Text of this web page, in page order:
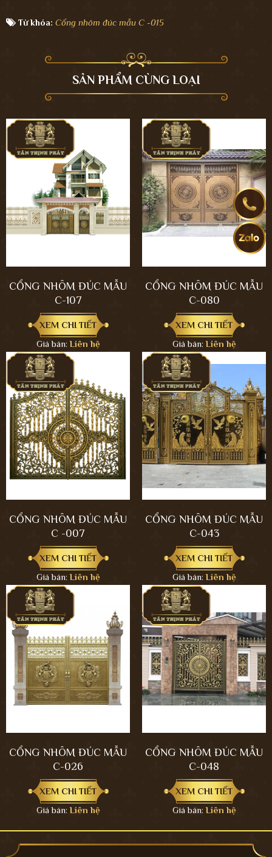
Từ khóa: Cổng nhôm đúc mẫu C -015
SẢN PHẨM CÙNG LOẠI
CỔNG NHÔM ĐÚC MẪU
C-107
XEM CHI TIẾT
Giá bán:Liên hệ
CỔNG NHÔM ĐÚC MẪU
C-080
XEM CHI TIẾT
Giá bán:Liên hệ
CỔNG NHÔM ĐÚC MẪU
C -007
XEM CHI TIẾT
Giá bán:Liên hệ
CỔNG NHÔM ĐÚC MẪU
C-043
XEM CHI TIẾT
Giá bán:Liên hệ
CỔNG NHÔM ĐÚC MẪU
C-026
XEM CHI TIẾT
Giá bán:Liên hệ
CỔNG NHÔM ĐÚC MẪU
C-048
XEM CHI TIẾT
Giá bán:Liên hệ